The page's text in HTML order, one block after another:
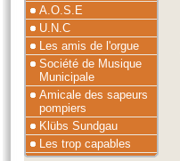
A.O.S.E
U.N.C
Les amis de l'orgue
Société de Musique
Municipale
Amicale des sapeurs
pompiers
Klübs Sundgau
Les trop capables